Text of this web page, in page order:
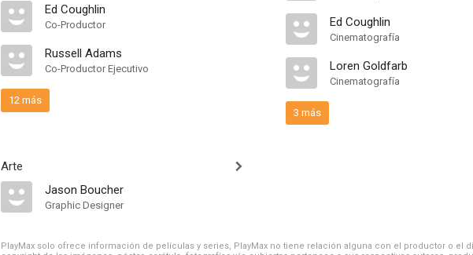
Ed Coughlin
Co-Productor
Russell Adams
Co-Productor Ejecutivo
12 más
Arte
Jason Boucher
Graphic Designer
Ed Coughlin
Cinematografía
Loren Goldfarb
Cinematografía
3 más
PlayMax solo ofrece información de películas y series, PlayMax no tiene relación alguna con el productor o el